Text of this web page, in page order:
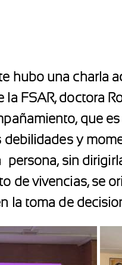
hubo una charla
la FSAR, doctora
que
debilidades y
persona, sin
de vivencias, se
la toma de